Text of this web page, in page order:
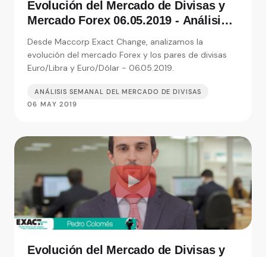
Evolución del Mercado de Divisas y
Mercado Forex 06.05.2019 - Análisis
de moneda
Desde Maccorp Exact Change, analizamos la
evolución del mercado Forex y los pares de divisas
Euro/Libra y Euro/Dólar - 06.05.2019.
ANÁLISIS SEMANAL DEL MERCADO DE DIVISAS
06 MAY 2019
Evolución del Mercado de Divisas y